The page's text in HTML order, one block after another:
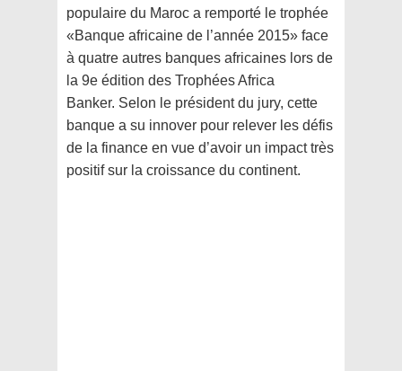
populaire du Maroc a remporté le trophée
«Banque africaine de l’année 2015» face
à quatre autres banques africaines lors de
la 9e édition des Trophées Africa
Banker. Selon le président du jury, cette
banque a su innover pour relever les défis
de la finance en vue d’avoir un impact très
positif sur la croissance du continent.